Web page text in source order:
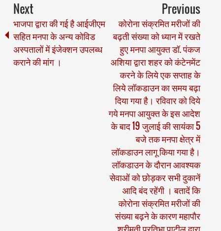
Next
भाजपा द्वारा की गई है आईजीएम
सहित मनपा के अन्य कोविड
अस्पतालों में इंजेक्शन उपलब्ध
कराने की मांग ।
Previous
कोरोना संक्रमित मरीजों की
बढ़ती संख्या को ध्यान में रखते
हुए मनपा आयुक्त डॉ. पंकज
अशिया द्वारा शहर को कंटेनमेंट
करने के लिये एक सप्ताह के
लिये लॉकडाउन का समय बढ़ा
दिया गया है। रविवार को दिये
गये मनपा आयुक्त के इस आदेश
के बाद 19 जुलाई की सायंंका 5
बजे तक मनपा क्षेत्र में
लॉकडाउन लागू किया गया है।
लॉकडाउन के दौरान आवश्यक
सेवाओं को छोड़कर सभी दुकानें
आदि बंद रहेंगी । बतादें कि
कोरोना संक्रमित मरीजों की
संख्या बढ़ने के कारण महापौर